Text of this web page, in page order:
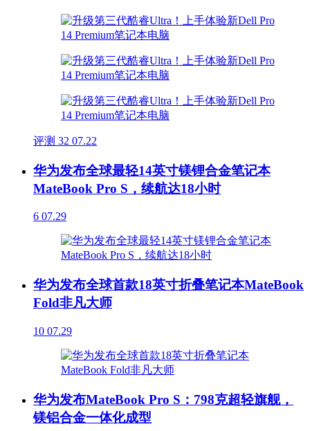
评测 32 07.22
华为发布全球最轻14英寸镁锂合金笔记本
MateBook Pro S，续航达18小时
6 07.29
华为发布全球首款18英寸折叠笔记本MateBook
Fold非凡大师
10 07.29
华为发布MateBook Pro S：798克超轻旗舰，
镁铝合金一体化成型